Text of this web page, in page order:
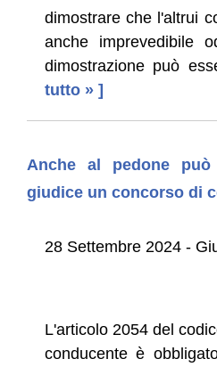
dimostrare che l'altrui
anche imprevedibile
dimostrazione può
tutto » ]
Anche al pedone
giudice un concorso di
28 Settembre 2024 -
L'articolo 2054 del
conducente è